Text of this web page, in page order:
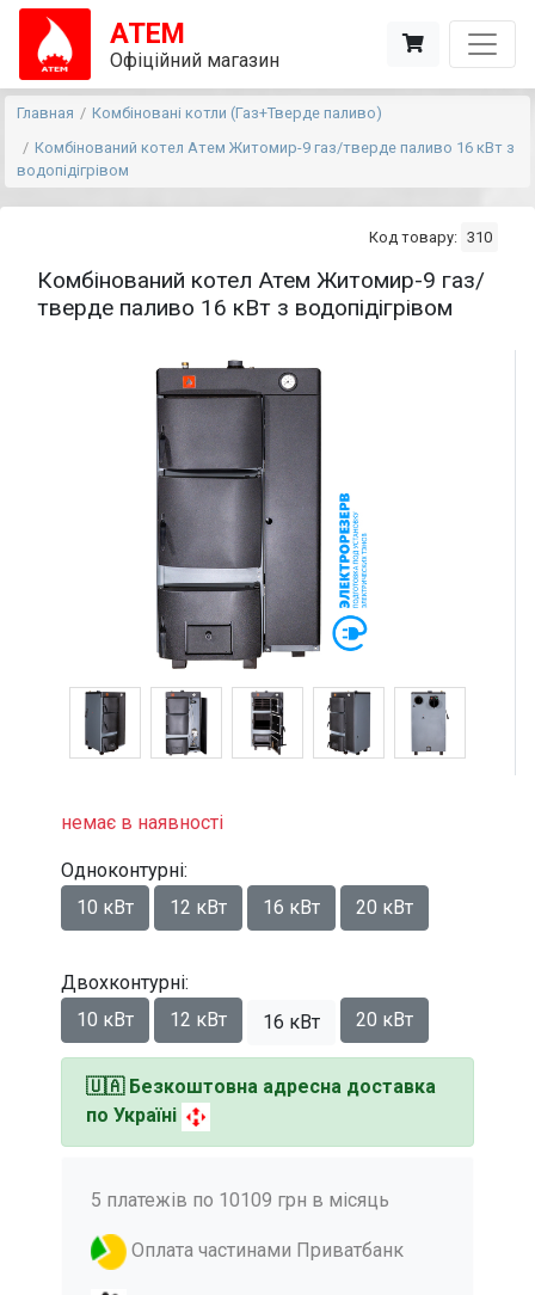
АТЕМ
Офіційний магазин
Главная
Комбіновані котли (Газ+Тверде паливо)
Комбінований котел Атем Житомир-9 газ/тверде паливо 16 кВт з
водопідігрівом
Код товару: 310
Комбінований котел Атем Житомир-9 газ/
тверде паливо 16 кВт з водопідігрівом
немає в наявності
Одноконтурні:
10 кВт
12 кВт 16 кВт 20 кВт
Двохконтурні:
10 кВт
12 кВт 16 кВт 20 кВт
🇺🇦 Безкоштовна адресна доставка
по Україні
5 платежів по 10109 грн в місяць
Оплата частинами Приватбанк